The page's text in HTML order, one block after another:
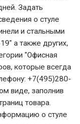
Задать
о стуле
и стальными
а также других,
"Офисная
которые всегда
+7(495)280-
виде, заполнив
товара.
о стуле